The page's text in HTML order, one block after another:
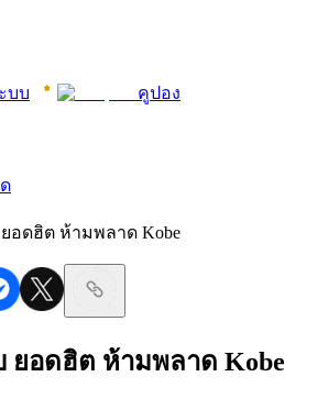
บบ คูปอง
ยอดฮิต ห้ามพลาด Kobe
ยอดฮิต ห้ามพลาด Kobe